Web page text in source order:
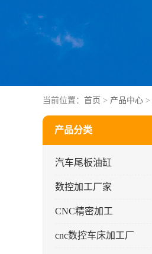
当前位置： 首页 > 产品中心 >
产品分类
汽车尾板油缸
数控加工厂家
CNC精密加工
cnc数控车床加工厂